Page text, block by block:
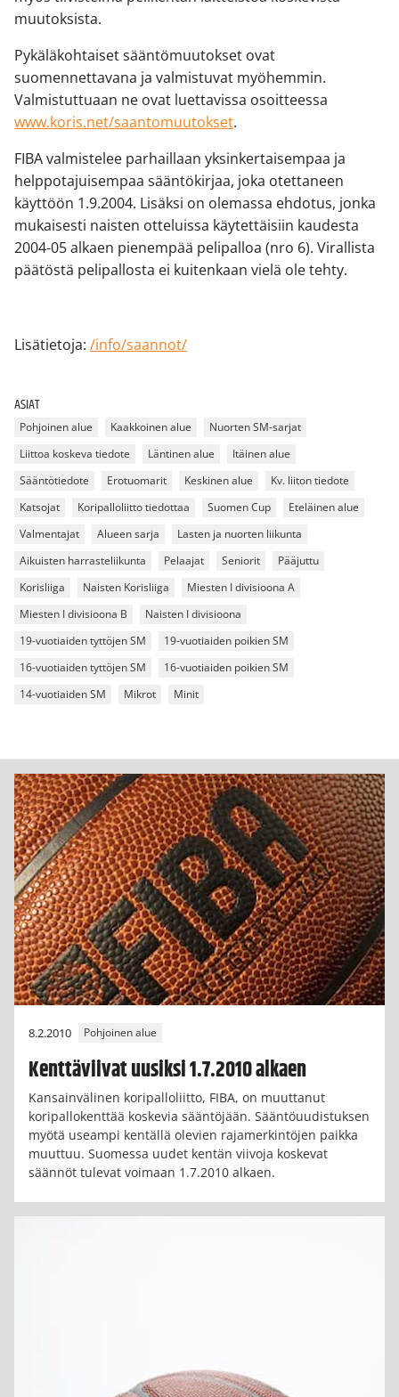
muutoksista.
Pykäläkohtaiset sääntömuutokset ovat
suomennettavana ja valmistuvat myöhemmin.
Valmistuttuaan ne ovat luettavissa osoitteessa
www.koris.net/saantomuutokset.
FIBA valmistelee parhaillaan yksinkertaisempaa ja
helppotajuisempaa sääntökirjaa, joka otettaneen
käyttöön 1.9.2004. Lisäksi on olemassa ehdotus, jonka
mukaisesti naisten otteluissa käytettäisiin kaudesta
2004-05 alkaen pienempää pelipalloa (nro 6). Virallista
päätöstä pelipallosta ei kuitenkaan vielä ole tehty.
Lisätietoja: /info/saannot/
ASIAT
Pohjoinen alue Kaakkoinen alue
Nuorten SM-sarjat
Liittoa koskeva tiedote
Läntinen alue
Itäinen alue
Sääntötiedote
Erotuomarit Keskinen alue
Kv. liiton tiedote
Katsojat
Koripalloliitto tiedottaa Suomen Cup
Eteläinen alue
Valmentajat
Alueen sarja
Lasten ja nuorten liikunta
Aikuisten harrasteliikunta
Pelaajat Seniorit
Pääjuttu
Korisliiga
Naisten Korisliiga
Miesten I divisioona A
Miesten I divisioona B
Naisten I divisioona
19-vuotiaiden tyttöjen SM
19-vuotiaiden poikien SM
16-vuotiaiden tyttöjen SM
16-vuotiaiden poikien SM
14-vuotiaiden SM
Mikrot Minit
8.2.2010 Pohjoinen alue
Kenttäviivat uusiksi 1.7.2010 alkaen
Kansainvälinen koripalloliitto, FIBA, on muuttanut
koripallokenttää koskevia sääntöjään. Sääntöuudistuksen
myötä useampi kentällä olevien rajamerkintöjen paikka
muuttuu. Suomessa uudet kentän viivoja koskevat
säännöt tulevat voimaan 1.7.2010 alkaen.